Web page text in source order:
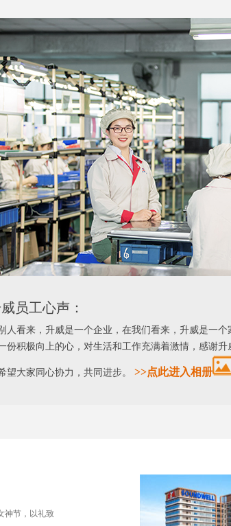
员工心声：
人看来，升威是一个企业，在我们看来，升威是一
份积极向上的心，对生活和工作充满着激情，感谢
望大家同心协力，共同进步。 >>点此进入相册
神节，以礼致